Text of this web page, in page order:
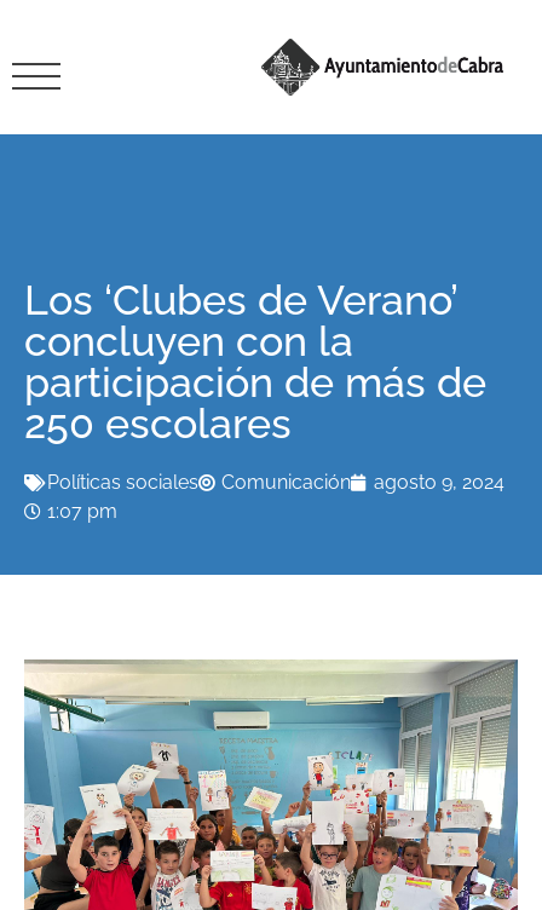
Los ‘Clubes de Verano’
concluyen con la
participación de más de
250 escolares
Políticas sociales Comunicación
agosto 9, 2024
1:07 pm